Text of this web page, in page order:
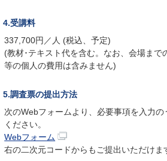
4.受講料
337,700円／人 (税込、予定)
(教材･テキスト代を含む。なお、会場まで
等の個人の費用は含みません)
5.調査票の提出方法
次のWebフォームより、必要事項を入力の
ください。
Webフォーム
右の二次元コードからもご提出いただけま